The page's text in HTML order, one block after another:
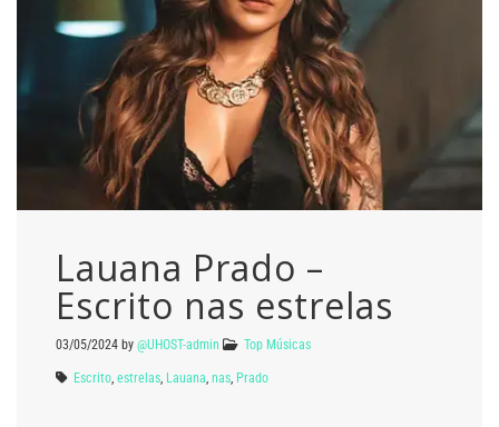
Lauana Prado –
Escrito nas estrelas
03/05/2024 by @UHOST-admin Top Músicas
Escrito, estrelas, Lauana, nas, Prado